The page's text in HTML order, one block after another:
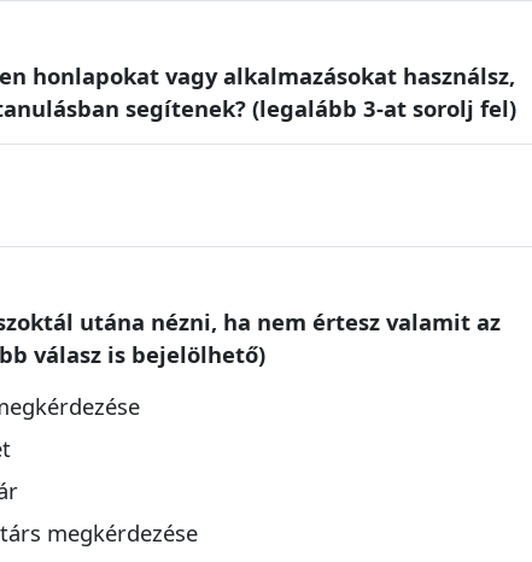
honlapokat vagy alkalmazásokat használsz,
segítenek? (legalább 3-at sorolj fel)
utána nézni, ha nem értesz valamit az
válasz is bejelölhető)
megkérdezése